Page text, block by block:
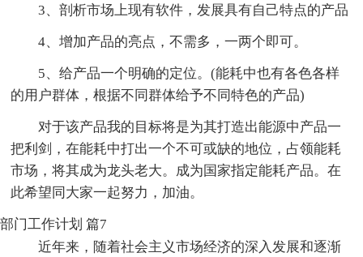
3、剖析市场上现有软件，发展具有自己特点的产品
4、增加产品的亮点，不需多，一两个即可。
5、给产品一个明确的定位。(能耗中也有各色各样
的用户群体，根据不同群体给予不同特色的产品)
对于该产品我的目标将是为其打造出能源中产品一
把利剑，在能耗中打出一个不可或缺的地位，占领能耗
市场，将其成为龙头老大。成为国家指定能耗产品。在
此希望同大家一起努力，加油。
部门工作计划 篇7
近年来，随着社会主义市场经济的深入发展和逐渐